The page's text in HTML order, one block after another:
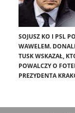
SOJUSZ KO I PSL
WAWELEM.
TUSK WSKAZAŁ,
POWALCZY O
PREZYDENTA